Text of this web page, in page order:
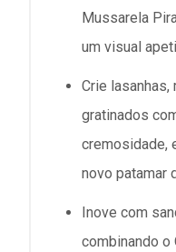
Mussarela
um visual
Crie
gratinados
cremosidade,
novo patamar
Inove com
combinando o